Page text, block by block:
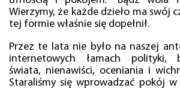
Wierzymy, że każde dzieło ma swój
tej formie właśnie się dopełnił.
Przez te lata nie było na naszej
internetowych łamach polityki,
świata, nienawiści, oceniania i
Staraliśmy się wprowadzać pokój